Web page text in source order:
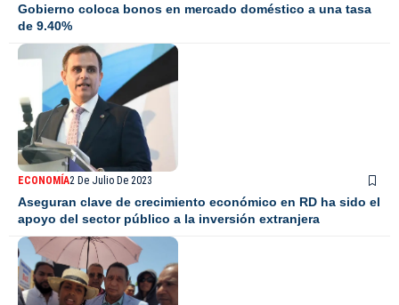
Gobierno coloca bonos en mercado doméstico a una tasa
de 9.40%
ECONOMÍA2 De Julio De 2023
Aseguran clave de crecimiento económico en RD ha sido el
apoyo del sector público a la inversión extranjera